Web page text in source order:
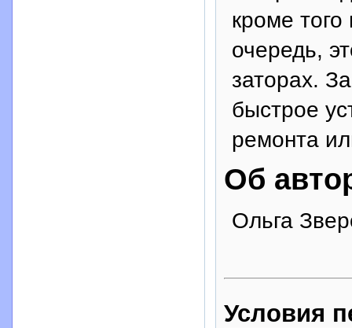
кроме
очередь,
заторах.
быстрое
ремонта
Об
Ольга
Условия